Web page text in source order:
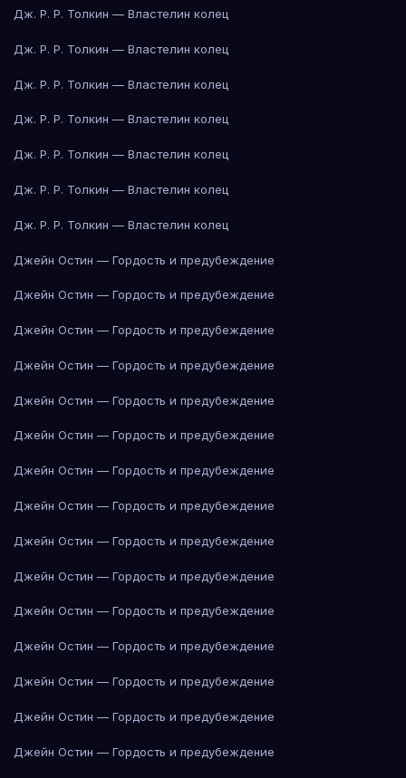
Дж. Р. Р. Толкин — Властелин колец
Дж. Р. Р. Толкин — Властелин колец
Дж. Р. Р. Толкин — Властелин колец
Дж. Р. Р. Толкин — Властелин колец
Дж. Р. Р. Толкин — Властелин колец
Дж. Р. Р. Толкин — Властелин колец
Дж. Р. Р. Толкин — Властелин колец
Джейн Остин — Гордость и предубеждение
Джейн Остин — Гордость и предубеждение
Джейн Остин — Гордость и предубеждение
Джейн Остин — Гордость и предубеждение
Джейн Остин — Гордость и предубеждение
Джейн Остин — Гордость и предубеждение
Джейн Остин — Гордость и предубеждение
Джейн Остин — Гордость и предубеждение
Джейн Остин — Гордость и предубеждение
Джейн Остин — Гордость и предубеждение
Джейн Остин — Гордость и предубеждение
Джейн Остин — Гордость и предубеждение
Джейн Остин — Гордость и предубеждение
Джейн Остин — Гордость и предубеждение
Джейн Остин — Гордость и предубеждение